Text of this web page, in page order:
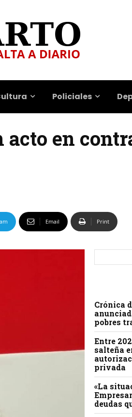
Policiales
acto en
Email Print
Crónica
pobres
Entre
salteña
privada
«La
deudas